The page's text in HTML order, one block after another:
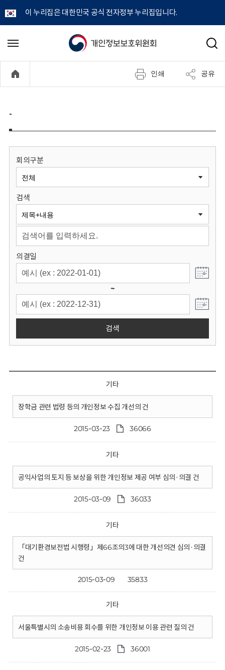
이 누리집은 대한민국 공식 전자정부 누리집입니다.
개
정
보
원
회
메
기
검
인쇄 공유
-
회의구분
검색
의결일
~
검색
기타
장학금 관련 법령 등의 개인정보 수집 개선의 건
2015-03-23 36066
기타
공익사업의 토지 등 보상을 위한 개인정보 제공 여부 심의·의결 건
2015-03-09 36033
기타
「대기환경보전법 시행령」제66조의3에 대한 개선의견 심의·의결
건
2015-03-09 35833
기타
서울특별시의 소송비용 회수를 위한 개인정보 이용 관련 질의 건
2015-02-23 36001